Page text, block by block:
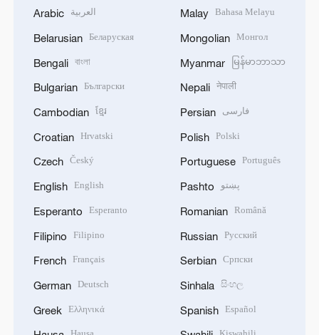
Arabic العربية
Belarusian Беларуская
Bengali বাংলা
Bulgarian Български
Cambodian ខ្មែរ
Croatian Hrvatski
Czech Český
English English
Esperanto Esperanto
Filipino Filipino
French Français
German Deutsch
Greek Ελληνικά
Malay Bahasa Melayu
Mongolian Монгол
Myanmar မြန်မာဘာသာ
Nepali नेपाली
Persian فارسی
Polish Polski
Portuguese Português
Pashto پښتو
Romanian Română
Russian Русский
Serbian Српски
Sinhala සිංහල
Spanish Español